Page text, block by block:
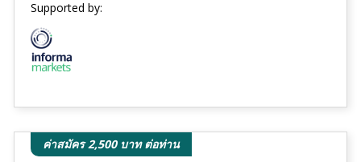
Supported by:
ค่าสมัคร 2,500 บาท ต่อท่าน